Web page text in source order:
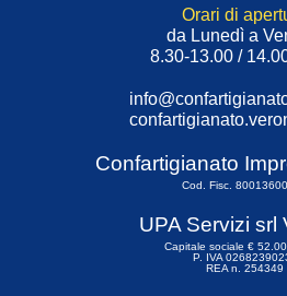
Orari di
da Lunedì a
8.30-13.00 /
Confartigianato
Cod. Fisc.
UPA Servizi srl
Capitale sociale €
P. IVA
REA n. 254349